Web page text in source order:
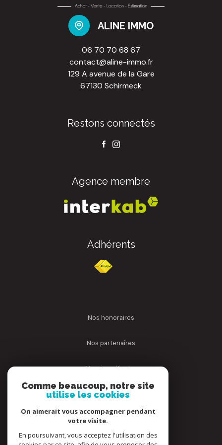
ALINE IMMO
06 70 70 68 67
contact@aline-immo.fr
129 A avenue de la Gare
67130 Schirmeck
Restons connectés
Agence membre
Adhérents
nos honoraires
nos partenaires
mentions légales
admin
politique rgpd
Comme beaucoup, notre site
utilise les cookies
On aimerait vous accompagner pendant
votre visite.
En poursuivant, vous acceptez l'utilisation des